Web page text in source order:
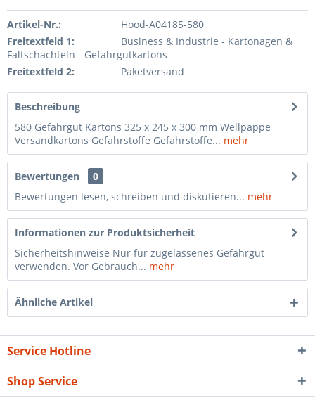
Artikel-Nr.:
Hood-A04185-580
Freitextfeld 1:
Business & Industrie - Kartonagen &
Faltschachteln - Gefahrgutkartons
Freitextfeld 2:
Paketversand
Beschreibung
580 Gefahrgut Kartons 325 x 245 x 300 mm Wellpappe
Versandkartons Gefahrstoffe Gefahrstoffe... mehr
Bewertungen
0
Bewertungen lesen, schreiben und diskutieren... mehr
Informationen zur Produktsicherheit
Sicherheitshinweise Nur für zugelassenes Gefahrgut
verwenden. Vor Gebrauch... mehr
Ähnliche Artikel
Service Hotline
Shop Service